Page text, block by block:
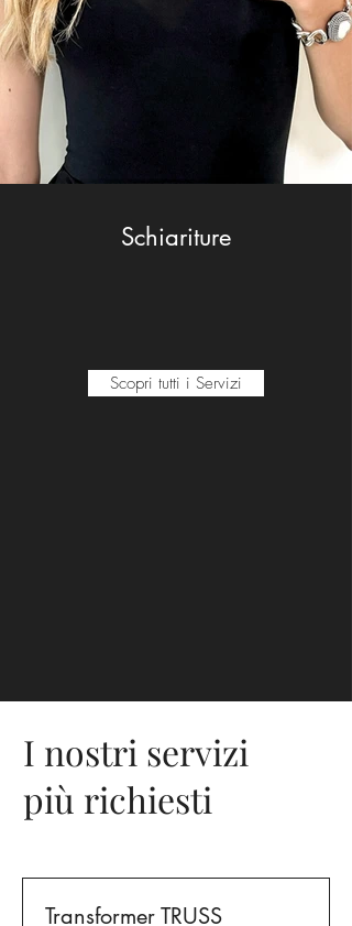
Schiariture
Scopri tutti i Servizi
I nostri servizi
più richiesti
Transformer TRUSS